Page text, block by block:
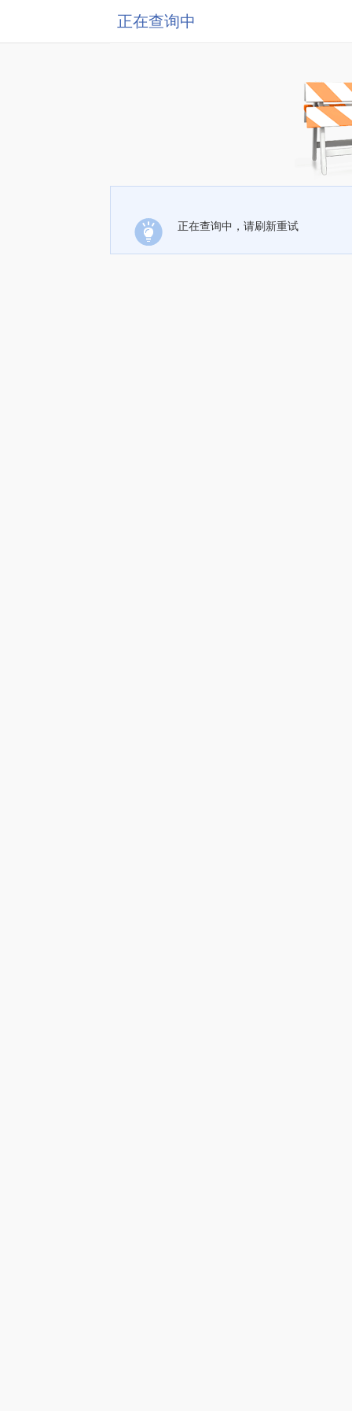
正在查询中
正在查询中，请刷新重试